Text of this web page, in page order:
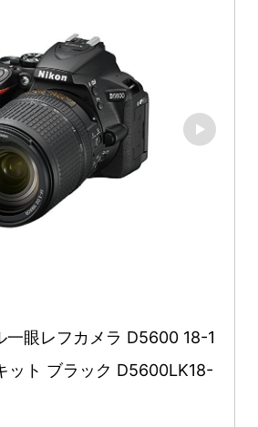
一眼レフカメラ D5600 18-1
ット ブラック D5600LK18-